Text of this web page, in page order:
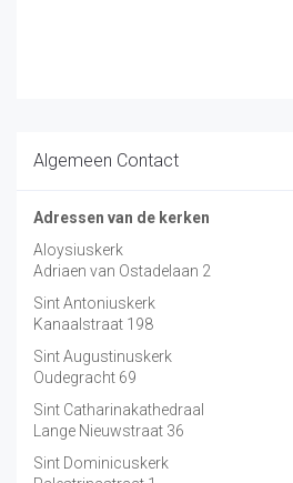
Algemeen Contact
Adressen van de kerken
Aloysiuskerk
Adriaen van Ostadelaan 2
Sint Antoniuskerk
Kanaalstraat 198
Sint Augustinuskerk
Oudegracht 69
Sint Catharinakathedraal
Lange Nieuwstraat 36
Sint Dominicuskerk